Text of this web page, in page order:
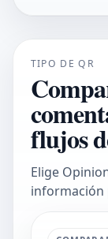
TIPO DE QR
flujos
Elige
información